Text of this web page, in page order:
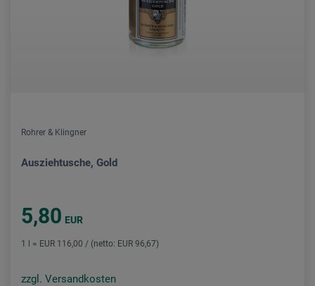
Rohrer & Klingner
Ausziehtusche, Gold
5,80 EUR
1 l = EUR 116,00 / (netto: EUR 96,67)
zzgl. Versandkosten